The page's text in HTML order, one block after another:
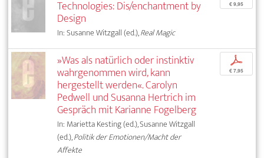
Technologies: Dis/enchantment by
Design
In: Susanne Witzgall (ed.),Real Magic
€ 9,95
»Was als natürlich oder instinktiv
wahrgenommen wird, kann
hergestellt werden«. Carolyn
Pedwell und Susanna Hertrich im
Gespräch mit Karianne Fogelberg
In: Marietta Kesting (ed.), Susanne Witzgall
(ed.),Politik der Emotionen/Macht der
Affekte
p
€ 7,95